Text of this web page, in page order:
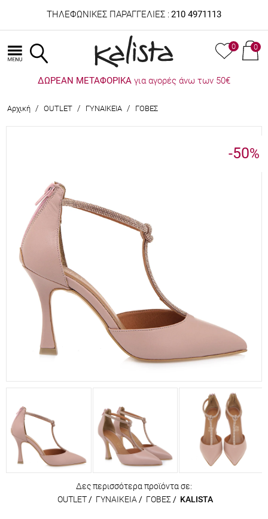
ΤΗΛΕΦΩΝΙΚΕΣ ΠΑΡΑΓΓΕΛΙΕΣ : 210 4971113
0 0
ΔΩΡΕΑΝ ΜΕΤΑΦΟΡΙΚΑ για αγορές άνω των 50€
Αρχική / OUTLET / ΓΥΝΑΙΚΕΙΑ / ΓΟΒΕΣ
-50%
Δες περισσότερα προϊόντα σε:
OUTLET/ ΓΥΝΑΙΚΕΙΑ / ΓΟΒΕΣ / KALISTA